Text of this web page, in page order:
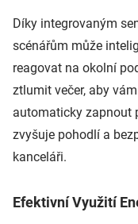
Díky integrovaným
scénářům může
reagovat na okolní
ztlumit večer, aby
automaticky zapnout
zvyšuje pohodlí a
kanceláři.
Efektivní Využití